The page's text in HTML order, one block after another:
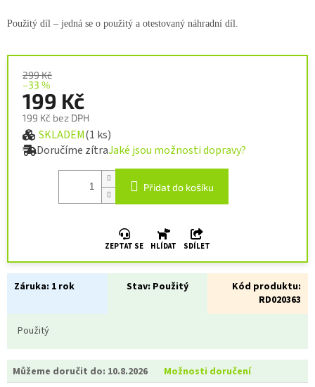
299 Kč
–33 %
199 Kč
199 Kč bez DPH
Měrná cena:
SKLADEM(1 ks)
Doručíme zítraJaké jsou možnosti dopravy?
Přidat do košíku
ZEPTAT SE HLÍDAT SDÍLET
Záruka: 1 rok Stav: Použitý
Kód produktu:
RD020363
Použitý
Můžeme doručit do: 10.8.2026 Možnosti doručení
Použitý díl – jedná se o použitý a otestovaný náhradní díl.